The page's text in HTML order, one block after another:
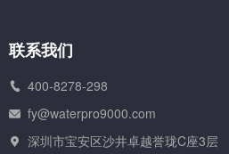
联系我们
400-8278-298
fy@waterpro9000.com
深圳市宝安区沙井卓越誉珑C座3层